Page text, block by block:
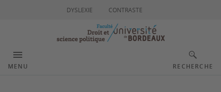
DYSLEXIE CONTRASTE
MENU RECHERCHE